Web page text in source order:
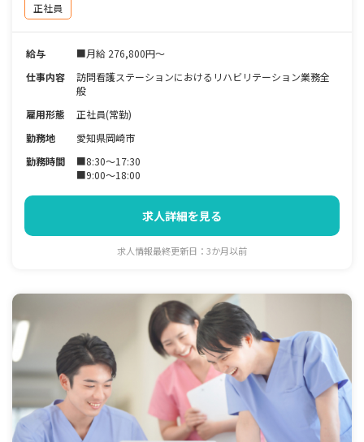
正社員
給与
■月給 276,800円～
仕事内容
訪問看護ステーションにおけるリハビリテーション業務全
般
雇用形態
正社員(常勤)
勤務地
愛知県岡崎市
勤務時間
■8:30〜17:30
■9:00〜18:00
求人詳細を見る
求人情報最終更新日：3か月以前